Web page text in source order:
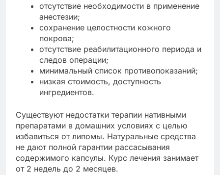
отсутствие необходимости в применение
анестезии;
сохранение целостности кожного
покрова;
отсутствие реабилитационного периода и
следов операции;
минимальный список противопоказаний;
низкая стоимость, доступность
ингредиентов.
Существуют недостатки терапии нативными
препаратами в домашних условиях с целью
избавиться от липомы. Натуральные средства
не дают полной гарантии рассасывания
содержимого капсулы. Курс лечения занимает
от 2 недель до 2 месяцев.